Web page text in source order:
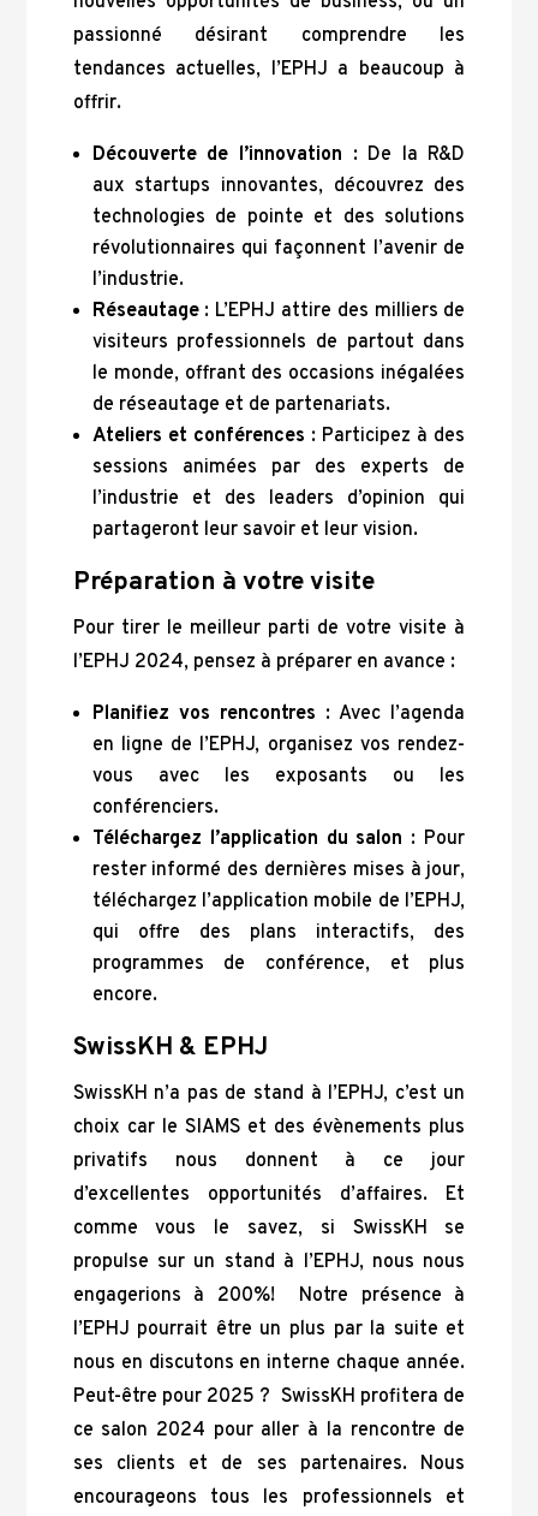
passionné désirant comprendre les
tendances actuelles, l’EPHJ a beaucoup à
offrir.
Découverte de l’innovation : De la R&D
aux startups innovantes, découvrez des
technologies de pointe et des solutions
révolutionnaires qui façonnent l’avenir de
l’industrie.
Réseautage: L’EPHJ attire des milliers de
visiteurs professionnels de partout dans
le monde, offrant des occasions inégalées
de réseautage et de partenariats.
Ateliers et conférences : Participez à des
sessions animées par des experts de
l’industrie et des leaders d’opinion qui
partageront leur savoir et leur vision.
Préparation à votre visite
Pour tirer le meilleur parti de votre visite à
l’EPHJ 2024, pensez à préparer en avance :
Planifiez vos rencontres : Avec l’agenda
en ligne de l’EPHJ, organisez vos rendez-
vous avec les exposants ou les
conférenciers.
Téléchargez l’application du salon : Pour
rester informé des dernières mises à jour,
téléchargez l’application mobile de l’EPHJ,
qui offre des plans interactifs, des
programmes de conférence, et plus
encore.
SwissKH & EPHJ
SwissKH n’a pas de stand à l’EPHJ, c’est un
choix car le SIAMS et des évènements plus
privatifs nous donnent à ce jour
d’excellentes opportunités d’affaires. Et
comme vous le savez, si SwissKH se
propulse sur un stand à l’EPHJ, nous nous
engagerions à 200%! Notre présence à
l’EPHJ pourrait être un plus par la suite et
nous en discutons en interne chaque année.
Peut-être pour 2025 ? SwissKH profitera de
ce salon 2024 pour aller à la rencontre de
ses clients et de ses partenaires. Nous
encourageons tous les professionnels et